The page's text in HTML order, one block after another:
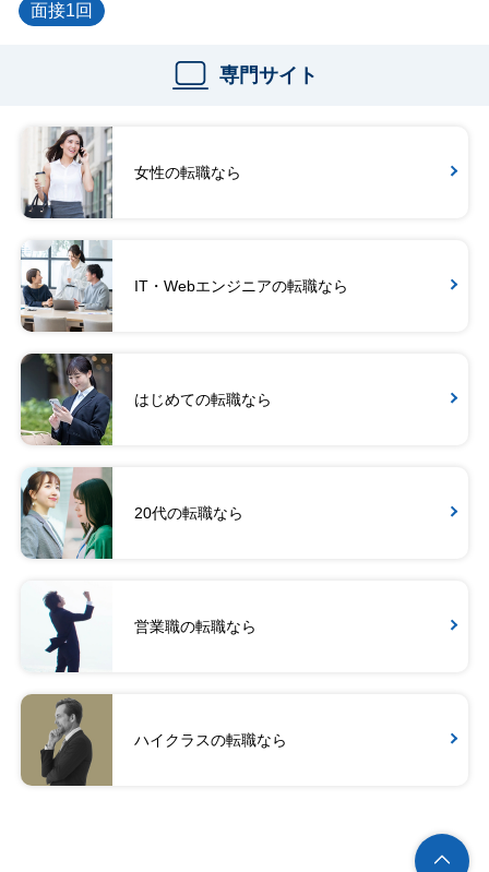
面接1回
専門サイト
女性の転職なら
IT・Webエンジニアの転職なら
はじめての転職なら
20代の転職なら
営業職の転職なら
ハイクラスの転職なら